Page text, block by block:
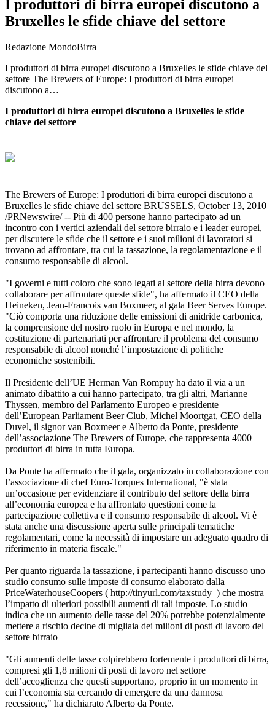
I produttori di birra europei discutono a
Bruxelles le sfide chiave del settore
Redazione MondoBirra
I produttori di birra europei discutono a Bruxelles le sfide chiave del
settore The Brewers of Europe: I produttori di birra europei
discutono a…
I produttori di birra europei discutono a Bruxelles le sfide
chiave del settore
The Brewers of Europe: I produttori di birra europei discutono a
Bruxelles le sfide chiave del settore BRUSSELS, October 13, 2010
/PRNewswire/ -- Più di 400 persone hanno partecipato ad un
incontro con i vertici aziendali del settore birraio e i leader europei,
per discutere le sfide che il settore e i suoi milioni di lavoratori si
trovano ad affrontare, tra cui la tassazione, la regolamentazione e il
consumo responsabile di alcool.
"I governi e tutti coloro che sono legati al settore della birra devono
collaborare per affrontare queste sfide", ha affermato il CEO della
Heineken, Jean-Francois van Boxmeer, al gala Beer Serves Europe.
"Ciò comporta una riduzione delle emissioni di anidride carbonica,
la comprensione del nostro ruolo in Europa e nel mondo, la
costituzione di partenariati per affrontare il problema del consumo
responsabile di alcool nonché l’impostazione di politiche
economiche sostenibili.
Il Presidente dell’UE Herman Van Rompuy ha dato il via a un
animato dibattito a cui hanno partecipato, tra gli altri, Marianne
Thyssen, membro del Parlamento Europeo e presidente
dell’European Parliament Beer Club, Michel Moortgat, CEO della
Duvel, il signor van Boxmeer e Alberto da Ponte, presidente
dell’associazione The Brewers of Europe, che rappresenta 4000
produttori di birra in tutta Europa.
Da Ponte ha affermato che il gala, organizzato in collaborazione con
l’associazione di chef Euro-Torques International, "è stata
un’occasione per evidenziare il contributo del settore della birra
all’economia europea e ha affrontato questioni come la
partecipazione collettiva e il consumo responsabile di alcool. Vi è
stata anche una discussione aperta sulle principali tematiche
regolamentari, come la necessità di impostare un adeguato quadro di
riferimento in materia fiscale."
Per quanto riguarda la tassazione, i partecipanti hanno discusso uno
studio consumo sulle imposte di consumo elaborato dalla
PriceWaterhouseCoopers ( http://tinyurl.com/taxstudy ) che mostra
l’impatto di ulteriori possibili aumenti di tali imposte. Lo studio
indica che un aumento delle tasse del 20% potrebbe potenzialmente
mettere a rischio decine di migliaia dei milioni di posti di lavoro del
settore birraio
"Gli aumenti delle tasse colpirebbero fortemente i produttori di birra,
compresi gli 1,8 milioni di posti di lavoro nel settore
dell’accoglienza che questi supportano, proprio in un momento in
cui l’economia sta cercando di emergere da una dannosa
recessione," ha dichiarato Alberto da Ponte.